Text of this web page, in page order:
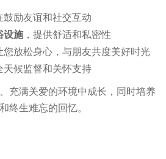
鼓励友谊和社交互动
设施，提供舒适和私密性
您放松身心，与朋友共度美好时光
天候监督和关怀支持
充满关爱的环境中成长，同时培养
终生难忘的回忆。